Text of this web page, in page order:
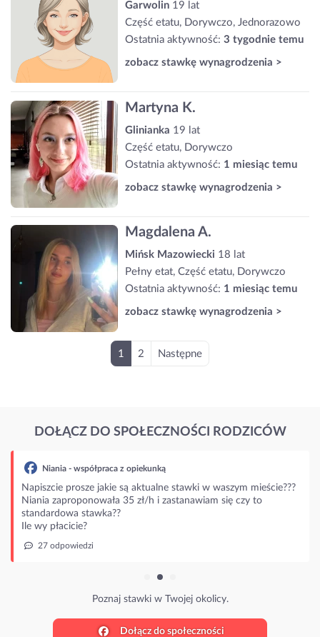
Garwolin 19 lat
Część etatu, Dorywczo, Jednorazowo
Ostatnia aktywność: 3 tygodnie temu
zobacz stawkę wynagrodzenia >
Martyna K.
Glinianka 19 lat
Część etatu, Dorywczo
Ostatnia aktywność: 1 miesiąc temu
zobacz stawkę wynagrodzenia >
Magdalena A.
Mińsk Mazowiecki 18 lat
Pełny etat, Część etatu, Dorywczo
Ostatnia aktywność: 1 miesiąc temu
zobacz stawkę wynagrodzenia >
1 2 Następne
DOŁĄCZ DO SPOŁECZNOŚCI RODZICÓW
Niania - współpraca z opiekunką
Napiszcie prosze jakie są aktualne stawki w waszym mieście???
Niania zaproponowała 35 zł/h i zastanawiam się czy to
standardowa stawka??
Ile wy płacicie?
27 odpowiedzi
Poznaj stawki w Twojej okolicy.
Dołącz do społeczności